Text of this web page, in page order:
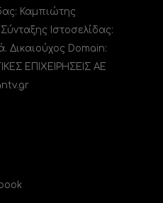
Καμπιώτης
Ιστοσελίδας:
Δικαιούχος Domain:
ΕΠΙΧΕΙΡΗΣΕΙΣ ΑΕ